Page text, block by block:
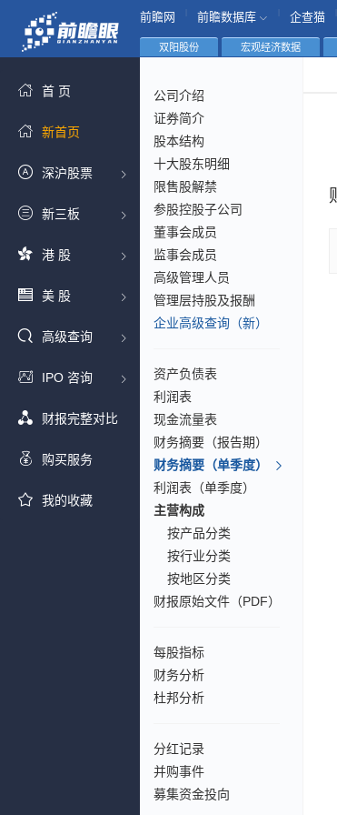
前瞻网 前瞻数据库 企查猫
首 页
新首页
深沪股票
新三板
港 股
美 股
高级查询
IPO 咨询
财报完整对比
购买服务
我的收藏
双阳股份 宏观经济数据
公司介绍
证券简介
股本结构
十大股东明细
限售股解禁
参股控股子公司
董事会成员
监事会成员
高级管理人员
管理层持股及报酬
企业高级查询（新）
资产负债表
利润表
现金流量表
财务摘要（报告期）
财务摘要（单季度）
利润表（单季度）
主营构成
按产品分类
按行业分类
按地区分类
财报原始文件（PDF）
每股指标
财务分析
杜邦分析
分红记录
并购事件
募集资金投向